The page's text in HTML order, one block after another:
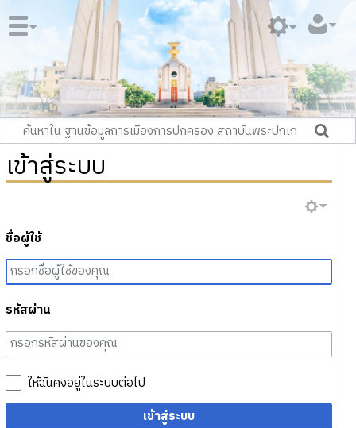
เข้าสู่ระบบ
ชื่อผู้ใช้
รหัสผ่าน
ให้ฉันคงอยู่ในระบบต่อไป
เข้าสู่ระบบ